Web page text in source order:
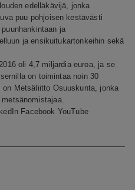
edelläkävijä, jonka
puu pohjoisen kestävästi
ja
ja ensikuitukartonkeihin sekä
oli 4,7 miljardia euroa, ja se
on toimintaa noin 30
Metsäliitto Osuuskunta, jonka
Facebook YouTube